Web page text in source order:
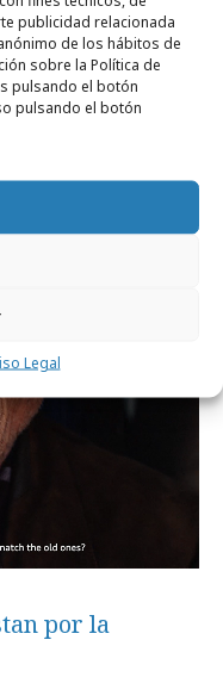
publicidad relacionada
de los hábitos de
sobre la Política de
pulsando el botón
pulsando el botón
Legal
por la